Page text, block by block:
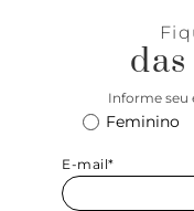
Informe seu
Feminino
E-mail*